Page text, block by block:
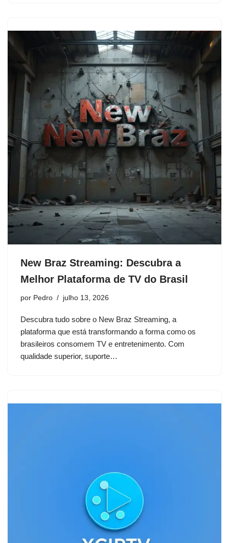
New Braz Streaming: Descubra a
Melhor Plataforma de TV do Brasil
por Pedro julho 13, 2026
Descubra tudo sobre o New Braz Streaming, a
plataforma que está transformando a forma como os
brasileiros consomem TV e entretenimento. Com
qualidade superior, suporte…